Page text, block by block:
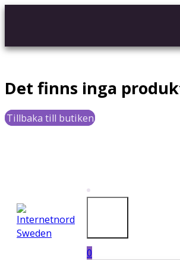
0
Det finns inga
Tillbaka till butiken